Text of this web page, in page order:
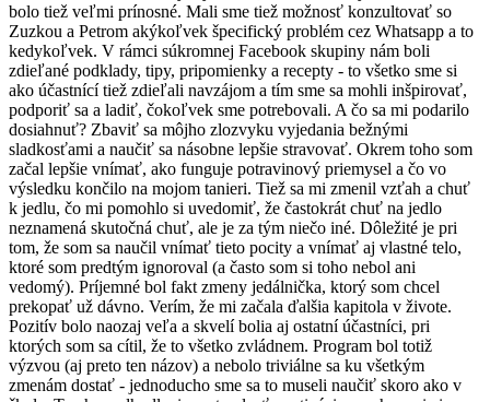
bolo tiež veľmi prínosné. Mali sme tiež možnosť konzultovať so
Zuzkou a Petrom akýkoľvek špecifický problém cez Whatsapp a to
kedykoľvek. V rámci súkromnej Facebook skupiny nám boli
zdieľané podklady, tipy, pripomienky a recepty - to všetko sme si
ako účastnící tiež zdieľali navzájom a tím sme sa mohli inšpirovať,
podporiť sa a ladiť, čokoľvek sme potrebovali. A čo sa mi podarilo
dosiahnuť? Zbaviť sa môjho zlozvyku vyjedania bežnými
sladkosťami a naučiť sa násobne lepšie stravovať. Okrem toho som
začal lepšie vnímať, ako funguje potravinový priemysel a čo vo
výsledku končilo na mojom tanieri. Tiež sa mi zmenil vzťah a chuť
k jedlu, čo mi pomohlo si uvedomiť, že častokrát chuť na jedlo
neznamená skutočná chuť, ale je za tým niečo iné. Dôležité je pri
tom, že som sa naučil vnímať tieto pocity a vnímať aj vlastné telo,
ktoré som predtým ignoroval (a často som si toho nebol ani
vedomý). Príjemné bol fakt zmeny jedálnička, ktorý som chcel
prekopať už dávno. Verím, že mi začala ďalšia kapitola v živote.
Pozitív bolo naozaj veľa a skvelí bolia aj ostatní účastníci, pri
ktorých som sa cítil, že to všetko zvládnem. Program bol totiž
výzvou (aj preto ten názov) a nebolo triviálne sa ku všetkým
zmenám dostať - jednoducho sme sa to museli naučiť skoro ako v